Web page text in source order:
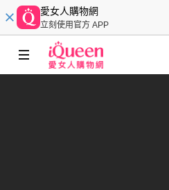
愛女人購物網
立刻使用官方 APP